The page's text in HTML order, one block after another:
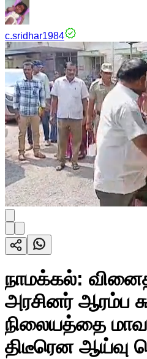
c.sridhar1984
நாமக்கல்:
அரசினர் ஆரம்ப
நிலையத்தை
திடீரென ஆய்வு